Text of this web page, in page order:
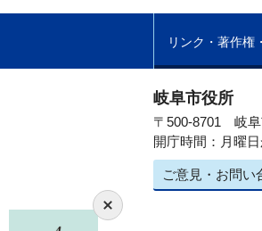
リンク・著作権
岐阜市役所
〒500-8701 岐
開庁時間：月曜
ご意見・お問い